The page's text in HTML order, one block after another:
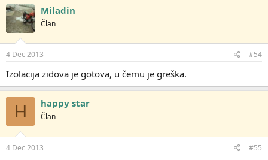
Miladin
Član
4 Dec 2013 #54
Izolacija zidova je gotova, u čemu je greška.
H happy star
Član
4 Dec 2013 #55